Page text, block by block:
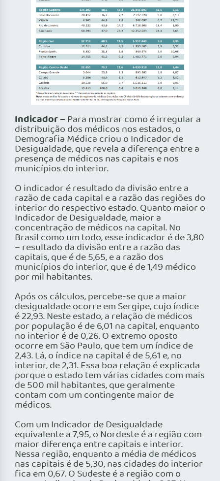
Indicador –Para mostrar como é irregular a
distribuição dos médicos nos estados, o
Demografia Médica criou o Indicador de
Desigualdade, que revela a diferença entre a
presença de médicos nas capitais e nos
municípios do interior.
O indicador é resultado da divisão entre a
razão de cada capital e a razão das regiões do
interior do respectivo estado. Quanto maior o
Indicador de Desigualdade, maior a
concentração de médicos na capital. No
Brasil como um todo, esse indicador é de 3,80
– resultado da divisão entre a razão das
capitais, que é de 5,65, e a razão dos
municípios do interior, que é de 1,49 médico
por mil habitantes.
Após os cálculos, percebe-se que a maior
desigualdade ocorre em Sergipe, cujo índice
é 22,93. Neste estado, a relação de médicos
por população é de 6,01 na capital, enquanto
no interior é de 0,26. O extremo oposto
ocorre em São Paulo, que tem um índice de
2,43. Lá, o índice na capital é de 5,61 e, no
interior, de 2,31. Essa boa relação é explicada
porque o estado tem várias cidades com mais
de 500 mil habitantes, que geralmente
contam com um contingente maior de
médicos.
Com um Indicador de Desigualdade
equivalente a 7,95, o Nordeste é a região com
maior diferença entre capitais e interior.
Nessa região, enquanto a média de médicos
nas capitais é de 5,30, nas cidades do interior
fica em 0,67. O Sudeste é a região com o